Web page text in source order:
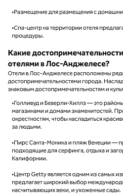
•Размещение для размещения с
•Спа-центр на территории отеля
процедуры.
Какие
отелями в Лос-Анджелесе?
Отели в Лос-Анджелесе расположены
достопримечательностями города.
знаковым достопримечательностям и
•Голливуд и Беверли-Хиллз — это
магазинами и домами знаменитостей.
окрестностям, чтобы насладиться
за людьми.
•Пирс Санта-Моника и пляж Венеции —
подходящие для серфинга, отдыха и
Калифорнии.
•Центр Getty является одним из самых
предлагает широкий выбор
насчитывающих веки, и ухоженные сады.